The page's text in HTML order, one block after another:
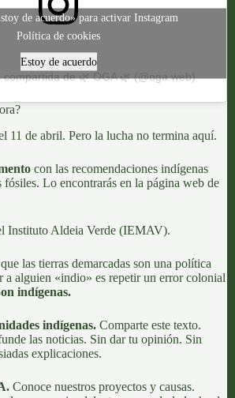
compartida de 🌿 OGA 🌿 (@oga.web)
de acuerdo» para activar Instagram
Política de cookies
Estoy de acuerdo
11 de abril. Pero la lucha no termina aquí.
con las recomendaciones indígenas
fósiles. Lo encontrarás en la página web de
Instituto Aldeia Verde (IEMAV).
que las tierras demarcadas son una política
a alguien «indio» es repetir un error colonial
indígenas.
indígenas. Comparte este texto.
las noticias. Sin dar tu opinión. Sin
explicaciones.
Conoce nuestros proyectos y causas.